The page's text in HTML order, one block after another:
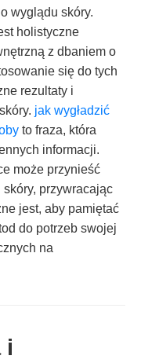
wyglądu skóry.
holistyczne
z dbaniem o
się do tych
rezultaty i
jak wygładzić
to fraza, która
informacji.
może przynieść
przywracając
jest, aby pamiętać
do potrzeb swojej
na
i